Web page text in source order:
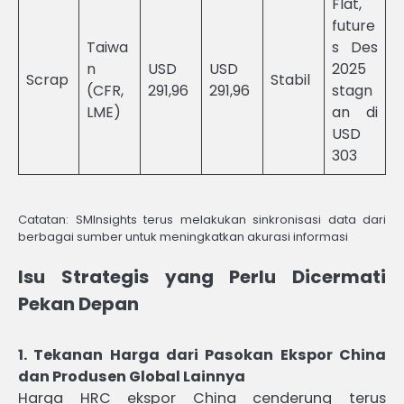
Scrap
Taiwa
n
(CFR,
LME)
USD
291,96
USD
291,96
Stabil
Flat,
future
s Des
2025
stagn
an di
USD
303
Catatan: SMInsights terus melakukan sinkronisasi data dari
berbagai sumber untuk meningkatkan akurasi informasi
Isu Strategis yang Perlu Dicermati
Pekan Depan
1. Tekanan Harga dari Pasokan Ekspor China
dan Produsen Global Lainnya
Harga HRC ekspor China cenderung terus